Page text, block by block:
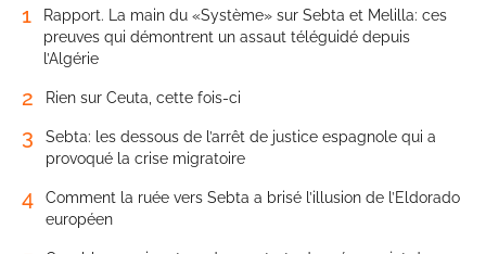
1
Rapport. La main du «Système» sur Sebta et Melilla: ces
preuves qui démontrent un assaut téléguidé depuis
l’Algérie
2 Rien sur Ceuta, cette fois-ci
3
Sebta: les dessous de l’arrêt de justice espagnole qui a
provoqué la crise migratoire
4
Comment la ruée vers Sebta a brisé l’illusion de l’Eldorado
européen